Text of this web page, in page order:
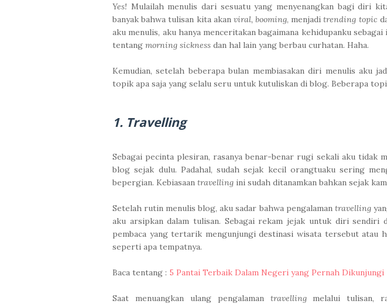
Yes! Mulailah menulis dari sesuatu yang menyenangkan bagi diri
banyak bahwa tulisan kita akan viral, booming, menjaditrending topic
aku menulis, aku hanya menceritakan bagaimana kehidupanku
tentang morning sickness dan hal lain yang berbau curhatan. Haha.
Kemudian, setelah beberapa bulan membiasakan diri menulis aku
topik apa saja yang selalu seru untuk kutuliskan di blog. Beberapa
1. Travelling
Sebagai pecinta plesiran, rasanya benar-benar rugi sekali aku tidak
blog sejak dulu. Padahal, sudah sejak kecil orangtuaku sering
bepergian. Kebiasaan travelling ini sudah ditanamkan bahkan sejak
Setelah rutin menulis blog, aku sadar bahwa pengalaman travelling
aku arsipkan dalam tulisan. Sebagai rekam jejak untuk diri sendiri
pembaca yang tertarik mengunjungi destinasi wisata tersebut atau
seperti apa tempatnya.
Baca tentang : 5 Pantai Terbaik Dalam Negeri yang Pernah Dikunjungi
Saat menuangkan ulang pengalaman travellingmelalui tulisan,